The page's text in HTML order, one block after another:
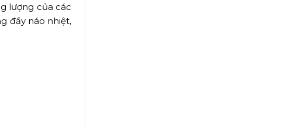
lượng của các
đầy náo nhiệt,